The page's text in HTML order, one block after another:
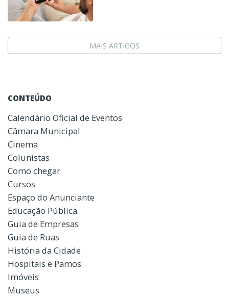
MAIS ARTIGOS
CONTEÚDO
Calendário Oficial de Eventos
Câmara Municipal
Cinema
Colunistas
Como chegar
Cursos
Espaço do Anunciante
Educação Pública
Guia de Empresas
Guia de Ruas
História da Cidade
Hospitais e Pamos
Imóveis
Museus